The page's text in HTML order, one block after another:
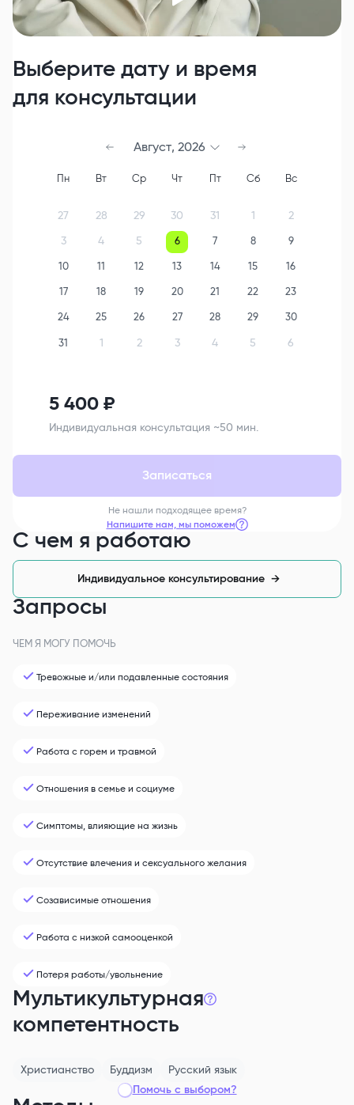
Выберите дату и время
для консультации
Август, 2026
Пн Вт Ср Чт Пт Сб Вс
27 28 29 30 31 1 2
3 4 5 6 7 8 9
10 12 13 14 15 16
17 18 19 20 21 22 23
24 25 26 27 28 29 30
31 1 2 3 4 5 6
5 400 ₽
Индивидуальная консультация ~50 мин.
Записаться
Не нашли подходящее время?
Напишите нам, мы поможем
С чем я работаю
Индивидуальное консультирование →
Запросы
ЧЕМ Я МОГУ ПОМОЧЬ
Тревожные и/или подавленные состояния
Переживание изменений
Работа с горем и травмой
Отношения в семье и социуме
Симптомы, влияющие на жизнь
Отсутствие влечения и сексуального желания
Созависимые отношения
Работа с низкой самооценкой
Потеря работы/увольнение
Мультикультурная
компетентность
Христианство Буддизм Русский язык
Помочь с выбором?